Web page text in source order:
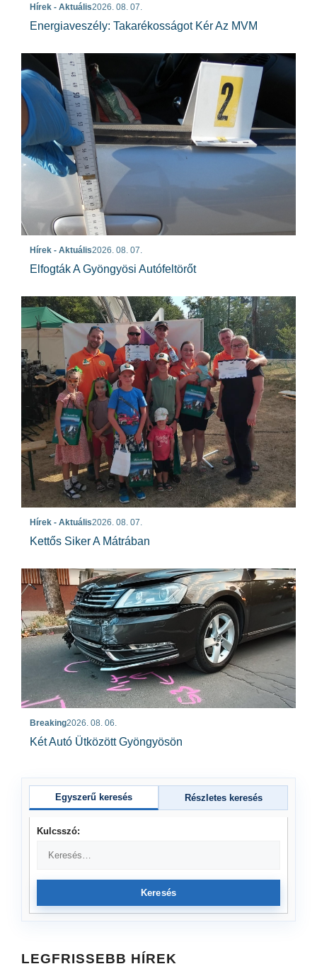
Hírek - Aktuális2026. 08. 07.
Energiaveszély: Takarékosságot Kér Az MVM
Hírek - Aktuális2026. 08. 07.
Elfogták A Gyöngyösi Autófeltörőt
Hírek - Aktuális2026. 08. 07.
Kettős Siker A Mátrában
Breaking2026. 08. 06.
Két Autó Ütközött Gyöngyösön
Egyszerű keresés Részletes keresés
Kulcsszó:
Keresés
LEGFRISSEBB HÍREK